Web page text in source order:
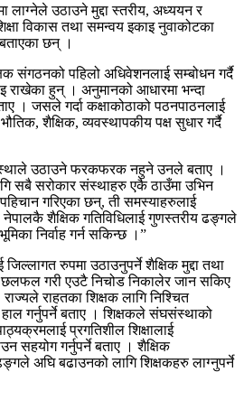
लाग्नेले उठाउने मुद्दा स्तरीय, अध्ययन र
विकास तथा समन्वय इकाइ नुवाकोटका
छन् ।
संगठनको पहिलो अधिवेशनलाई सम्बोधन गर्दै
राखेका हुन् । अनुमानको आधारमा भन्दा
। जसले गर्दा कक्षाकोठाको पठनपाठनलाई
शैक्षिक, व्यवस्थापकीय पक्ष सुधार गर्दै
संस्थाले उठाउने फरकफरक नहुने उनले बताए ।
सबै सरोकार संस्थाहरु एकै ठाउँमा उभिन
गरिएका छन्, ती समस्याहरुलाई
नेपालकै शैक्षिक गतिविधिलाई गुणस्तरीय ढङ्गले
निर्वाह गर्न सकिन्छ ।”
रुपमा उठाउनुपर्ने शैक्षिक मुद्दा तथा
छलफल गरी एउटै निचोड निकालेर जान सकिए
राहतका शिक्षक लागि निश्चित
हाल गर्नुपर्ने बताए । शिक्षकले संघसंस्थाको
प्रगतिशील शिक्षालाई
सहयोग गर्नुपर्ने बताए । शैक्षिक
अघि बढाउनको लागि शिक्षकहरु लाग्नुपर्ने